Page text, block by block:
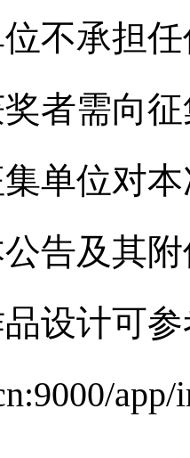
不承担
者需向
位对本
告及其
计可参